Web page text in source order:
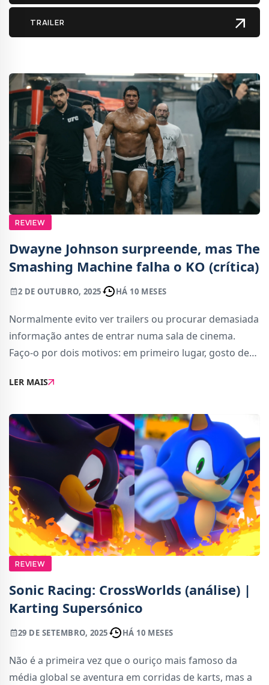
REVIEW
Dwayne Johnson surpreende, mas The
Smashing Machine falha o KO (crítica)
2 DE OUTUBRO, 2025 HÁ 10 MESES
Normalmente evito ver trailers ou procurar demasiada
informação antes de entrar numa sala de cinema.
Faço-o por dois motivos: em primeiro lugar, gosto de
do que deviam; em segundo, porque pref
LER MAIS
REVIEW
Sonic Racing: CrossWorlds (análise) |
Karting Supersónico
29 DE SETEMBRO, 2025 HÁ 10 MESES
Não é a primeira vez que o ouriço mais famoso da
média global se aventura em corridas de karts, mas a
TRAILER